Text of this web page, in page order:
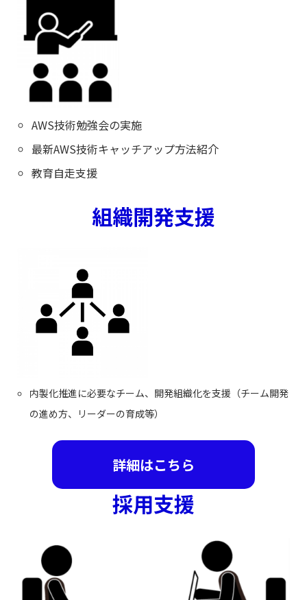
AWS技術勉強会の実施
最新AWS技術キャッチアップ方法紹介
教育自走支援
組織開発支援
内製化推進に必要なチーム、開発組織化を支援（チーム開発
の進め方、リーダーの育成等）
詳細はこちら
採用支援